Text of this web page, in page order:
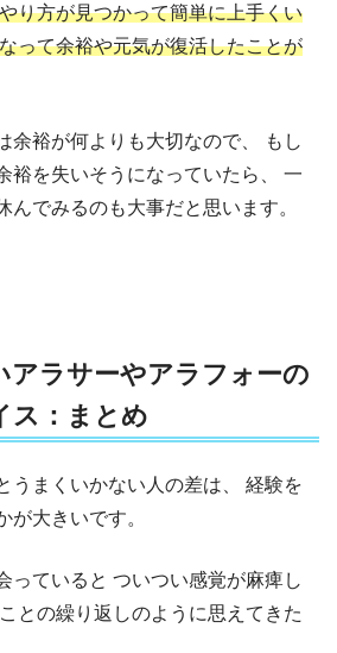
り方が見つかって簡単に上手くい
って余裕や元気が復活したことが
余裕が何よりも大切なので、
もし
裕を失いそうになっていたら、
一
んでみるのも大事だと思います。
アラサーやアラフォーの
ス：まとめ
うまくいかない人の差は、
経験を
が大きいです。
っていると ついつい感覚が麻痺し
との繰り返しのように思えてきた